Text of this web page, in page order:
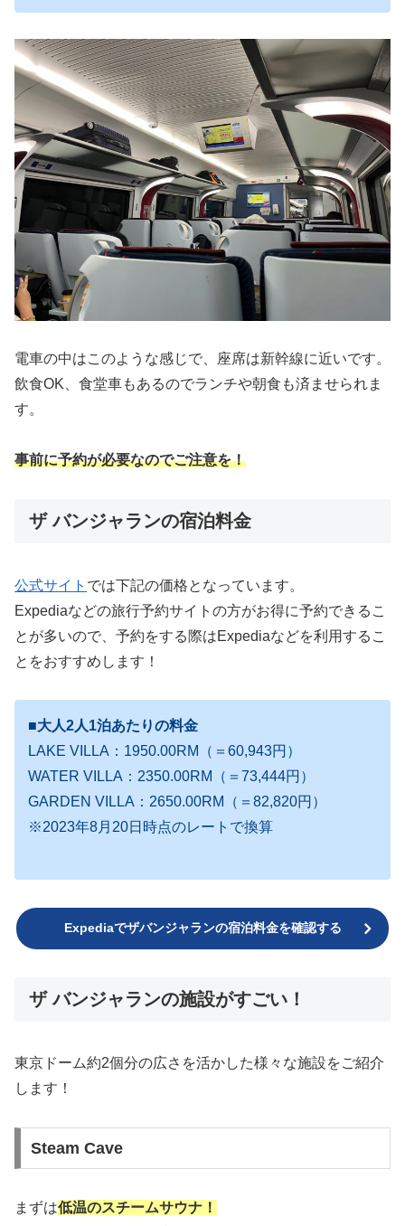
電車の中はこのような感じで、座席は新幹線に近いです。
飲食OK、食堂車もあるのでランチや朝食も済ませられま
す。
事前に予約が必要なのでご注意を！
ザ バンジャランの宿泊料金
公式サイト では下記の価格となっています。
Expediaなどの旅行予約サイトの方がお得に予約できるこ
とが多いので、予約をする際はExpediaなどを利用するこ
とをおすすめします！
■大人2人1泊あたりの料金
LAKE VILLA：1950.00RM（＝60,943円）
WATER VILLA：2350.00RM（＝73,444円）
GARDEN VILLA：2650.00RM（＝82,820円）
※2023年8月20日時点のレートで換算
Expediaでザバンジャランの宿泊料金を確認する
ザ バンジャランの施設がすごい！
東京ドーム約2個分の広さを活かした様々な施設をご紹介
します！
Steam Cave
まずは低温のスチームサウナ！